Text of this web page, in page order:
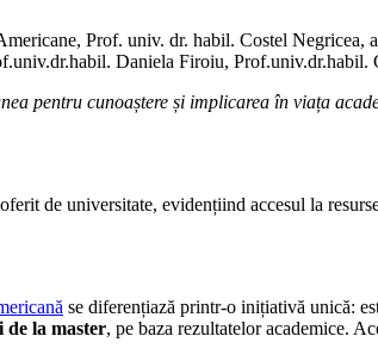
Prof. univ. dr. habil. Costel Negricea,
Daniela Firoiu,
pentru cunoaștere și implicarea în viața
de universitate, evidențiind accesul la
se diferențiază printr-o inițiativă unică:
la master, pe baza rezultatelor academice.